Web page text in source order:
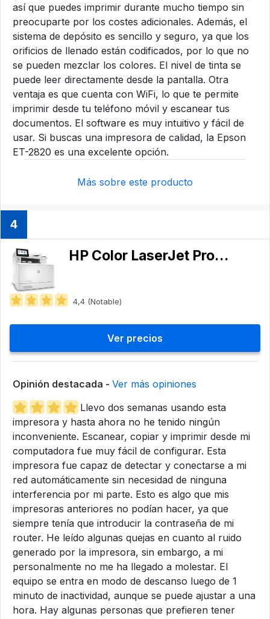
así que puedes imprimir durante mucho tiempo sin
preocuparte por los costes adicionales. Además, el
sistema de depósito es sencillo y seguro, ya que los
orificios de llenado están codificados, por lo que no
se pueden mezclar los colores. El nivel de tinta se
puede leer directamente desde la pantalla. Otra
ventaja es que cuenta con WiFi, lo que te permite
imprimir desde tu teléfono móvil y escanear tus
documentos. El software es muy intuitivo y fácil de
usar. Si buscas una impresora de calidad, la Epson
ET-2820 es una excelente opción.
Más sobre este producto
4
HP Color LaserJet Pro MFP M479fdw
4,4 (Notable)
Ver precios
Opinión destacada - Ver más opiniones
Llevo dos semanas usando esta
impresora y hasta ahora no he tenido ningún
inconveniente. Escanear, copiar y imprimir desde mi
computadora fue muy fácil de configurar. Esta
impresora fue capaz de detectar y conectarse a mi
red automáticamente sin necesidad de ninguna
interferencia por mi parte. Esto es algo que mis
impresoras anteriores no podían hacer, ya que
siempre tenía que introducir la contraseña de mi
router. He leído algunas quejas en cuanto al ruido
generado por la impresora, sin embargo, a mi
personalmente no me ha llegado a molestar. El
equipo se entra en modo de descanso luego de 1
minuto de inactividad, aunque se puede ajustar a una
hora. Hay algunas personas que prefieren tener